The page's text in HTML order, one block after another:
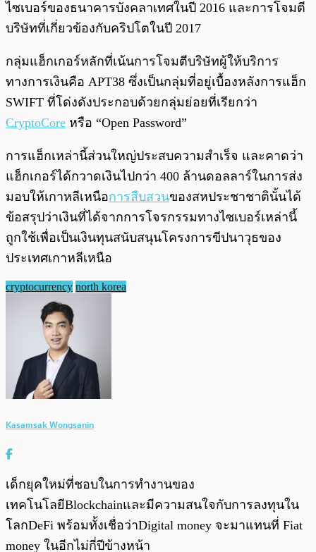
ไซเบอร์ของธนาคารบังคลาเทศในปี 2016 และการโจมตี
บริษัทที่เกี่ยวข้องกับคริปโตในปี 2017
กลุ่มแฮ็กเกอร์หลักที่เน้นการโจมตีบริษัทผู้ให้บริการ
ทางการเงินคือ APT38 ซึ่งเป็นกลุ่มที่อยู่เบื้องหลังการแฮ็ก
SWIFT ที่โด่งดังประกอบด้วยกลุ่มย่อยที่เรียกว่า
CryptoCore หรือ “Open Password”
การแฮ็กเหล่านี้ส่วนใหญ่ประสบความสำเร็จ และคาดว่า
แฮ็กเกอร์ได้กวาดเงินไปกว่า 400 ล้านดอลลาร์ในการส่ง
มอบให้เกาหลีเหนือการสืบสวนของสหประชาชาตินั้นได้
ข้อสรุปว่าเงินที่ได้จากการโจรกรรมทางไซเบอร์เหล่านี้
ถูกใช้เพื่อเป็นเงินทุนสนับสนุนโครงการขีปนาวุธของ
ประเทศเกาหลีเหนือ
cryptocurrency north korea
Kasamsak Wongsanin
เด็กยุคใหม่ที่ชอบในการทำงานของ
เทคโนโลยีBlockchainและมีความสนใจกับการลงทุนใน
โลกDeFi พร้อมทั้งเชื่อว่าDigital money จะมาแทนที่ Fiat
money ในอีกไม่กี่ปีข้างหน้า